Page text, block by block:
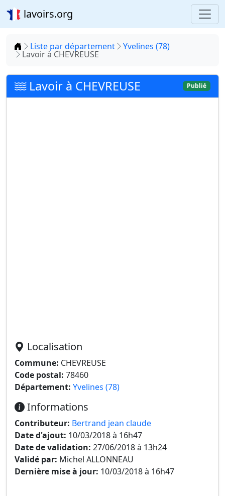
lavoirs.org
Accueil
Liste par département Yvelines (78)
Lavoir à CHEVREUSE
Lavoir à CHEVREUSE Publié
Localisation
Commune: CHEVREUSE
Code postal: 78460
Département: Yvelines (78)
Informations
Contributeur: Bertrand jean claude
Date d'ajout: 10/03/2018 à 16h47
Date de validation: 27/06/2018 à 13h24
Validé par: Michel ALLONNEAU
Dernière mise à jour: 10/03/2018 à 16h47